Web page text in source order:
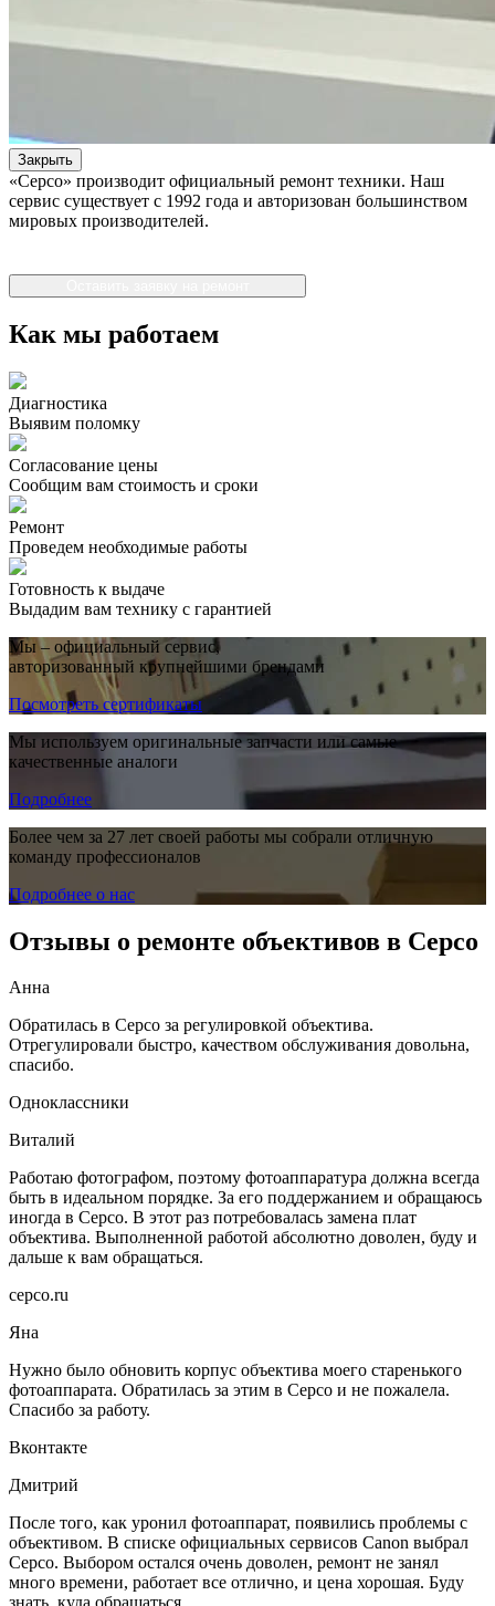
Закрыть
«Серсо» производит официальный ремонт техники. Наш
сервис существует с 1992 года и авторизован большинством
мировых производителей.
Как мы работаем
Диагностика
Выявим поломку
Согласование цены
Сообщим вам стоимость и сроки
Ремонт
Проведем необходимые работы
Готовность к выдаче
Выдадим вам технику с гарантией
Мы – официальный сервис,
авторизованный крупнейшими брендами
Посмотреть сертификаты
Мы используем оригинальные запчасти или самые
качественные аналоги
Подробнее
Более чем за 27 лет своей работы мы собрали отличную
команду профессионалов
Подробнее о нас
Отзывы о ремонте объективов в Серсо
Анна
Обратилась в Серсо за регулировкой объектива.
Отрегулировали быстро, качеством обслуживания довольна,
спасибо.
Одноклассники
Виталий
Работаю фотографом, поэтому фотоаппаратура должна всегда
быть в идеальном порядке. За его поддержанием и обращаюсь
иногда в Серсо. В этот раз потребовалась замена плат
объектива. Выполненной работой абсолютно доволен, буду и
дальше к вам обращаться.
серсо.ru
Яна
Нужно было обновить корпус объектива моего старенького
фотоаппарата. Обратилась за этим в Серсо и не пожалела.
Спасибо за работу.
Вконтакте
Дмитрий
После того, как уронил фотоаппарат, появились проблемы с
объективом. В списке официальных сервисов Canon выбрал
Серсо. Выбором остался очень доволен, ремонт не занял
много времени, работает все отлично, и цена хорошая. Буду